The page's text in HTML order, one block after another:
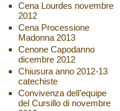
Cena Lourdes novembre
2012
Cena Processione
Madonna 2013
Cenone Capodanno
dicembre 2012
Chiusura anno 2012-13
catechiste
Convivenza dell’equipe
del Cursillo di novembre